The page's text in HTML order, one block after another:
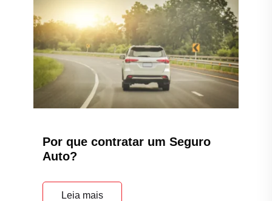
Por que contratar um Seguro
Auto?
Leia mais